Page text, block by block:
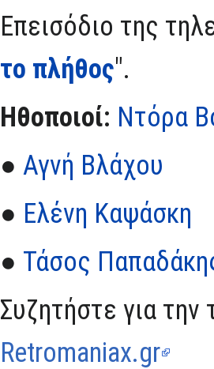
Επεισόδιο της
το πλήθος".
Ηθοποιοί: Ντόρα
● Αγνή Βλάχου
● Ελένη Καψάσκη
● Τάσος
Συζητήστε για την
Retromaniax.gr